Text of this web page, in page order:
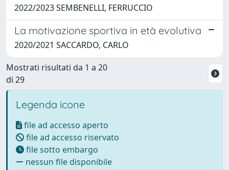
2022/2023 SEMBENELLI, FERRUCCIO
La motivazione sportiva in età evolutiva
2020/2021 SACCARDO, CARLO
Mostrati risultati da 1 a 20
di 29
Legenda icone
file ad accesso aperto
file ad accesso riservato
file sotto embargo
nessun file disponibile